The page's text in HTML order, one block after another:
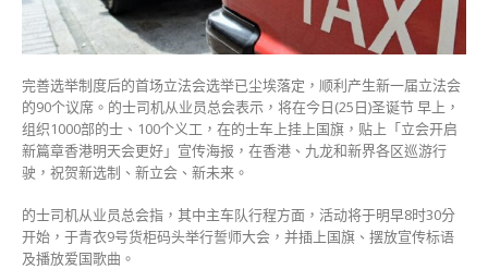
上
挂
国
旗
巡
游
祝
贺
新
选
制
新
完善选举制度后的首场立法会选举已尘埃落定，顺利产生新一届立法会
的90个议席。的士司机从业员总会表示，将在今日(25日)圣诞节 早上，
组织1000部的士、100个义工，在的士车上挂上国旗，贴上「立会开启
新篇章香港明天会更好」宣传海报，在香港、九龙和新界各区巡游行
驶，祝贺新选制、新立会、新未来。
的士司机从业员总会指，其中主车队行程方面，活动将于明早8时30分
开始，于青衣9号货柜码头举行誓师大会，并插上国旗、摆放宣传标语
及播放爱国歌曲。